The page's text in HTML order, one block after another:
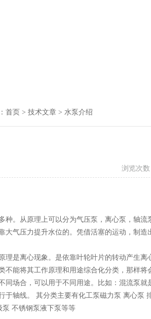
首页 > 技术文章 > 水泵介绍
浏览次数
。从原理上可以分为气压泵，离心泵，轴流
气压力提升水位的。凭借活塞的运动，制造
是离心现象。是依靠叶轮叶片的转动产生离
能将其工作原理和用途综合化分类，那样将
同场合，可以用于不同用途。比如：混流泵
于轴线。 其分类主要有化工泵磁力泵 离心泵
泵 不锈钢泵液下泵等等